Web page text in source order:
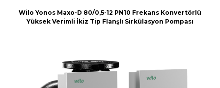
Wilo Yonos Maxo-D 80/0,5-12 PN10 Frekans Konvertörlü
Yüksek Verimli İkiz Tip Flanşlı Sirkülasyon Pompası